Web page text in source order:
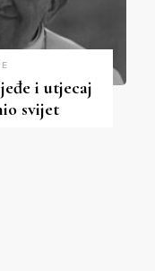
i utjecaj
svijet